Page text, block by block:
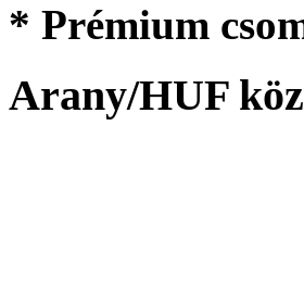
* Prémium
Arany/HUF